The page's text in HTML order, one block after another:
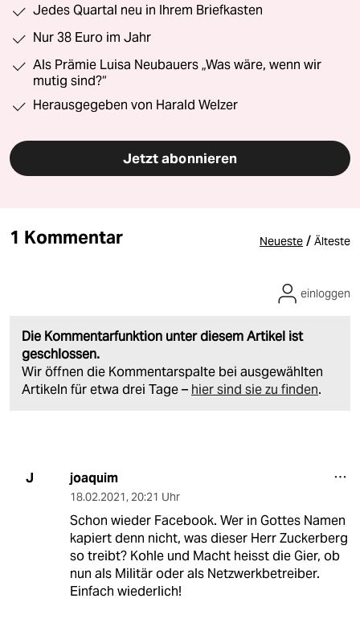
Jedes Quartal neu in Ihrem Briefkasten
Nur 38 Euro im Jahr
Als Prämie Luisa Neubauers „Was wäre, wenn wir
mutig sind?“
Herausgegeben von Harald Welzer
Jetzt abonnieren
1 Kommentar Neueste / Älteste
Die Kommentarfunktion unter diesem Artikel ist
geschlossen.
Wir öffnen die Kommentarspalte bei ausgewählten
Artikeln für etwa drei Tage – hier sind sie zu finden.
einloggen
J joaquim
18.02.2021, 20:21 Uhr
Schon wieder Facebook. Wer in Gottes Namen
kapiert denn nicht, was dieser Herr Zuckerberg
so treibt? Kohle und Macht heisst die Gier, ob
nun als Militär oder als Netzwerkbetreiber.
Einfach wiederlich!